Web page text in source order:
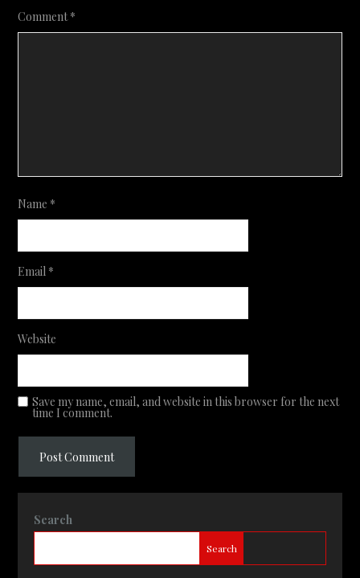
Comment*
Name *
Email *
Website
Save my name, email, and website in this browser for the next
time I comment.
Search
Search